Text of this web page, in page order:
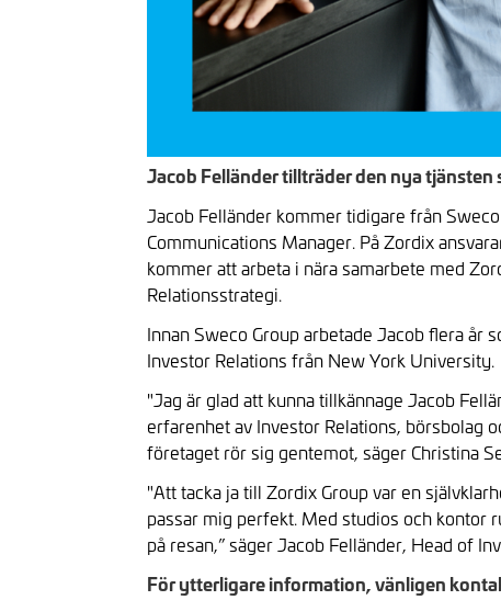
Jacob Felländer tillträder den nya
Jacob Felländer kommer tidigare från
Communications Manager. På Zordix
kommer att arbeta i nära samarbete med
Relationsstrategi.
Innan Sweco Group arbetade Jacob flera år
Investor Relations från New York University.
"Jag är glad att kunna tillkännage Jacob
erfarenhet av Investor Relations, börsbolag
företaget rör sig gentemot, säger Christina
"Att tacka ja till Zordix Group var en
passar mig perfekt. Med studios och kontor
på resan,” säger Jacob Felländer, Head of
För ytterligare information, vänligen